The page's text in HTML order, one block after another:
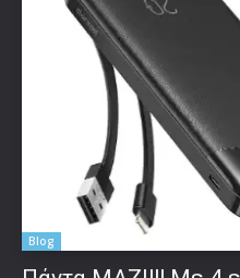
Blog